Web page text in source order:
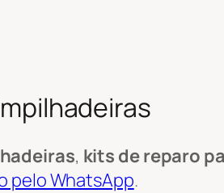
, kits de reparo
pelo WhatsApp.